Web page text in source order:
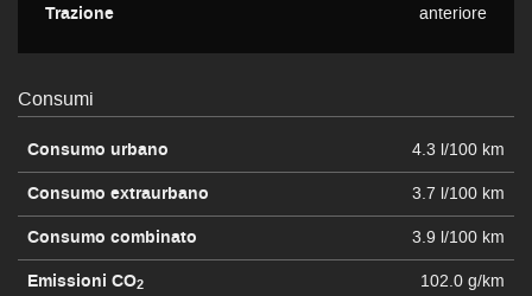
Trazione anteriore
Consumi
Consumo urbano 4.3 l/100 km
Consumo extraurbano 3.7 l/100 km
Consumo combinato 3.9 l/100 km
Emissioni CO2 102.0 g/km